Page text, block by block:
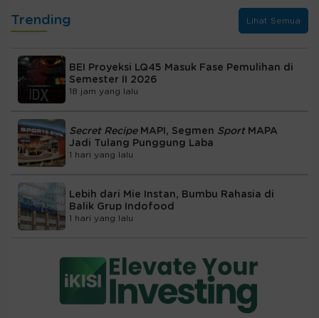
Trending Lihat Semua
BEI Proyeksi LQ45 Masuk Fase Pemulihan di
Semester II 2026
18 jam yang lalu
Secret RecipeMAPI, Segmen Sport MAPA
Jadi Tulang Punggung Laba
1 hari yang lalu
Lebih dari Mie Instan, Bumbu Rahasia di
Balik Grup Indofood
1 hari yang lalu